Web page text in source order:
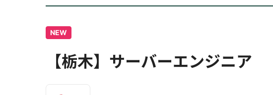
NEW
【栃木】サーバーエンジニア